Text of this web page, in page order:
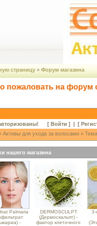
страницу » Форум магазина
пожаловать на форум
[ Войти ] | [
Активы для ухода за волосами »
нашего магазина
Palmaria
-
DERMOSCULPT
(Дермоскальпт) -
фактор клеточного
3-